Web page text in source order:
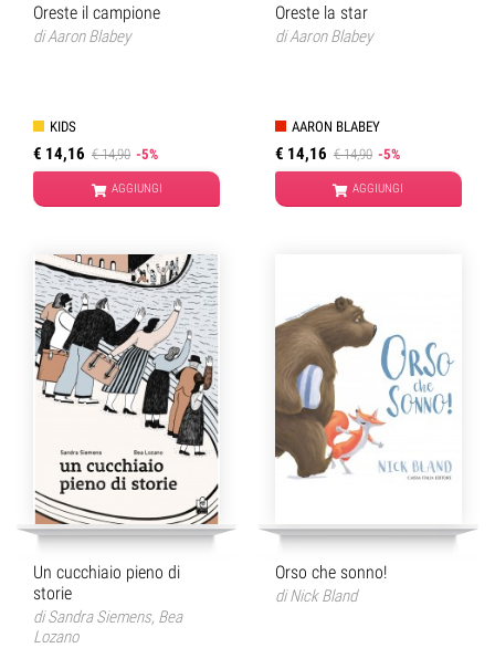
Oreste il campione
diAaron Blabey
KIDS
€ 14,16 € 14,90 -5%
AGGIUNGI
Oreste la star
diAaron Blabey
AARON BLABEY
€ 14,16 € 14,90 -5%
AGGIUNGI
Un cucchiaio pieno di
storie
diSandra Siemens, Bea
Lozano
Orso che sonno!
diNick Bland